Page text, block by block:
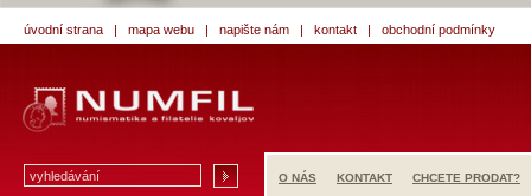
úvodní strana | mapa webu | napište nám | kontakt | obchodní podmínky
O NÁS KONTAKT CHCETE PRODAT?